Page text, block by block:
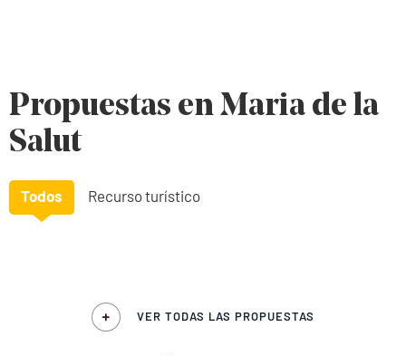
Propuestas en Maria de la
Salut
Todos Recurso turístico
VER TODAS LAS PROPUESTAS